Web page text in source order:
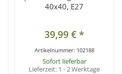
40x40, E27
39,99 €*
Artikelnummer: 102188
Sofort lieferbar
Lieferzeit: 1 - 2 Werktage